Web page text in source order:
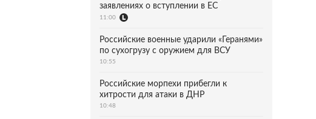
заявлениях о вступлении в ЕС
11:00
Российские военные ударили «Геранями»
по сухогрузу с оружием для ВСУ
10:55
Российские морпехи прибегли к
хитрости для атаки в ДНР
10:48